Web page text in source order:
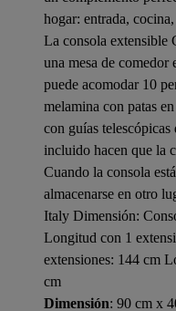
hogar: entrada,
La consola extensible
una mesa de comedor
puede acomodar 10
melamina con patas
con guías
incluido hacen que la
Cuando la consola
almacenarse en otro
Italy Dimensión:
Longitud con 1
extensiones: 144 cm
cm
Dimensión: 90 cm x